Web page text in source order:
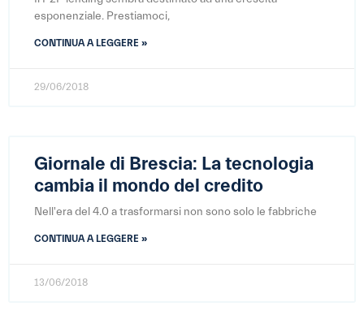
esponenziale. Prestiamoci,
CONTINUA A LEGGERE »
29/06/2018
Giornale di Brescia: La tecnologia
cambia il mondo del credito
Nell'era del 4.0 a trasformarsi non sono solo le fabbriche
CONTINUA A LEGGERE »
13/06/2018